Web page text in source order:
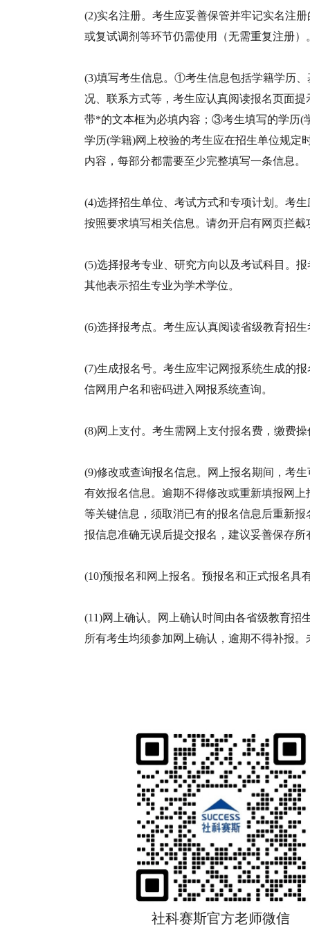
(2)实名注册。考生应妥善保管并牢记实名注
或复试调剂等环节仍需使用（无需重复注册）
(3)填写考生信息。①考生信息包括学籍学历
况、联系方式等，考生应认真阅读报名页面
带*的文本框为必填内容；③考生填写的学历(
学历(学籍)网上校验的考生应在招生单位规
内容，每部分都需要至少完整填写一条信息。
(4)选择招生单位、考试方式和专项计划。考
按照要求填写相关信息。请勿开启有网页拦截
(5)选择报考专业、研究方向以及考试科目。
其他表示招生专业为学术学位。
(6)选择报考点。考生应认真阅读省级教育招
(7)生成报名号。考生应牢记网报系统生成的
信网用户名和密码进入网报系统查询。
(8)网上支付。考生需网上支付报名费，缴费
(9)修改或查询报名信息。网上报名期间，考
有效报名信息。逾期不得修改或重新填报网
等关键信息，须取消已有的报名信息后重新
报信息准确无误后提交报名，建议妥善保存所
(10)预报名和网上报名。预报名和正式报名具
(11)网上确认。网上确认时间由各省级教育招
所有考生均须参加网上确认，逾期不得补报
社科赛斯官方老师微信